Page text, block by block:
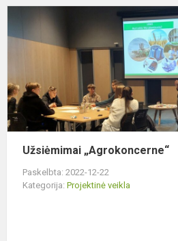
Komunikacinės-
stovyklos
Užsiėmimai „Agrokoncerne“
Paskelbta: 2022-12-22
Kategorija:Projektinė veikla